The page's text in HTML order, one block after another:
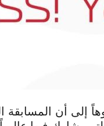
إلى أن المسابقة